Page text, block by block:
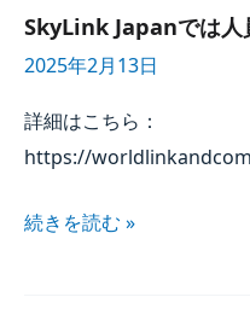
SkyLink Japanでは​人
2025年2月13日
詳細は​こちら：
https://
続きを​読む »